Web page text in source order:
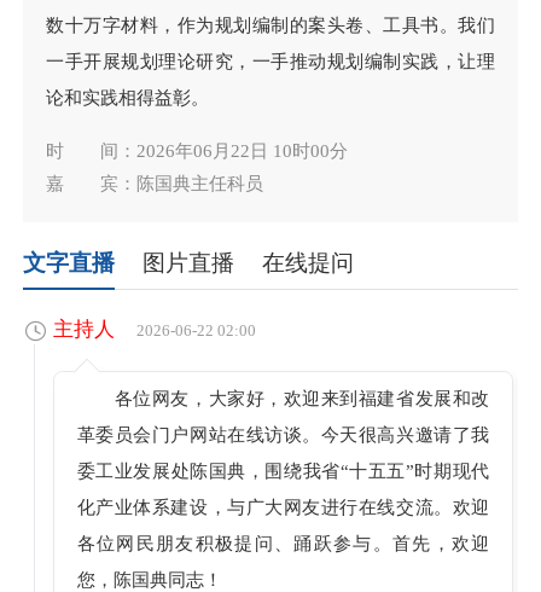
数十万字材料，作为规划编制的案头卷、工具书。我们
一手开展规划理论研究，一手推动规划编制实践，让理
论和实践相得益彰。
时 间：2026年06月22日 10时00分
嘉 宾：陈国典主任科员
文字直播 图片直播 在线提问
主持人 2026-06-22 02:00
各位网友，大家好，欢迎来到福建省发展和改
革委员会门户网站在线访谈。今天很高兴邀请了我
委工业发展处陈国典，围绕我省“十五五”时期现代
化产业体系建设，与广大网友进行在线交流。欢迎
各位网民朋友积极提问、踊跃参与。首先，欢迎
您，陈国典同志！